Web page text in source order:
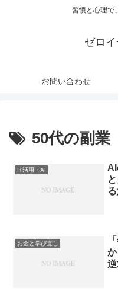
習慣と心理で
ゼロ
お問い合わせ
50代の副業
IT活用・AI
お金と学び直し